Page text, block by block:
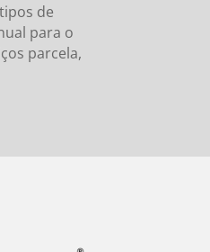
de
para o
parcela,